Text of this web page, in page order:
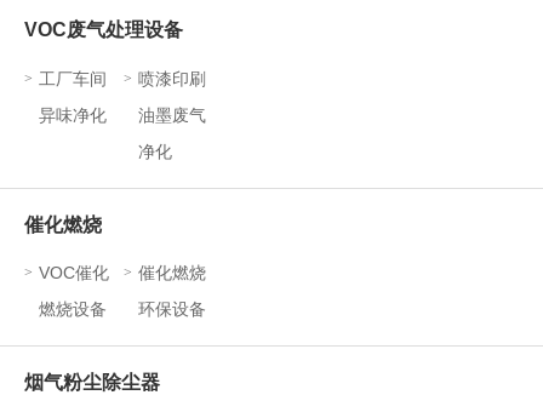
VOC废气处理设备
> 工厂车间
异味净化
> 喷漆印刷
油墨废气
净化
催化燃烧
> VOC催化
燃烧设备
> 催化燃烧
环保设备
烟气粉尘除尘器